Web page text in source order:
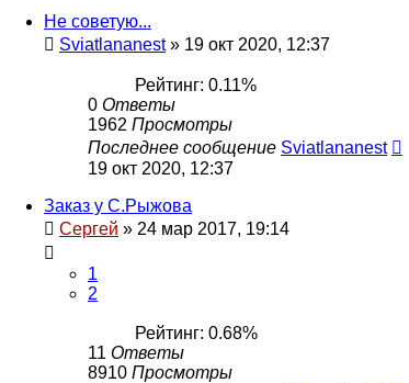
Не советую...
Sviatlananest» 19 окт 2020, 12:37
Рейтинг: 0.11%
0 Ответы
1962 Просмотры
Последнее сообщение Sviatlananest
19 окт 2020, 12:37
Заказ у С.Рыжова
Сергей » 24 мар 2017, 19:14
1
2
Рейтинг: 0.68%
11 Ответы
8910 Просмотры